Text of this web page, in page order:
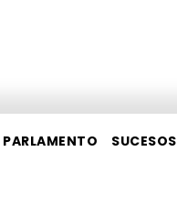
PARLAMENTO SUCESOS